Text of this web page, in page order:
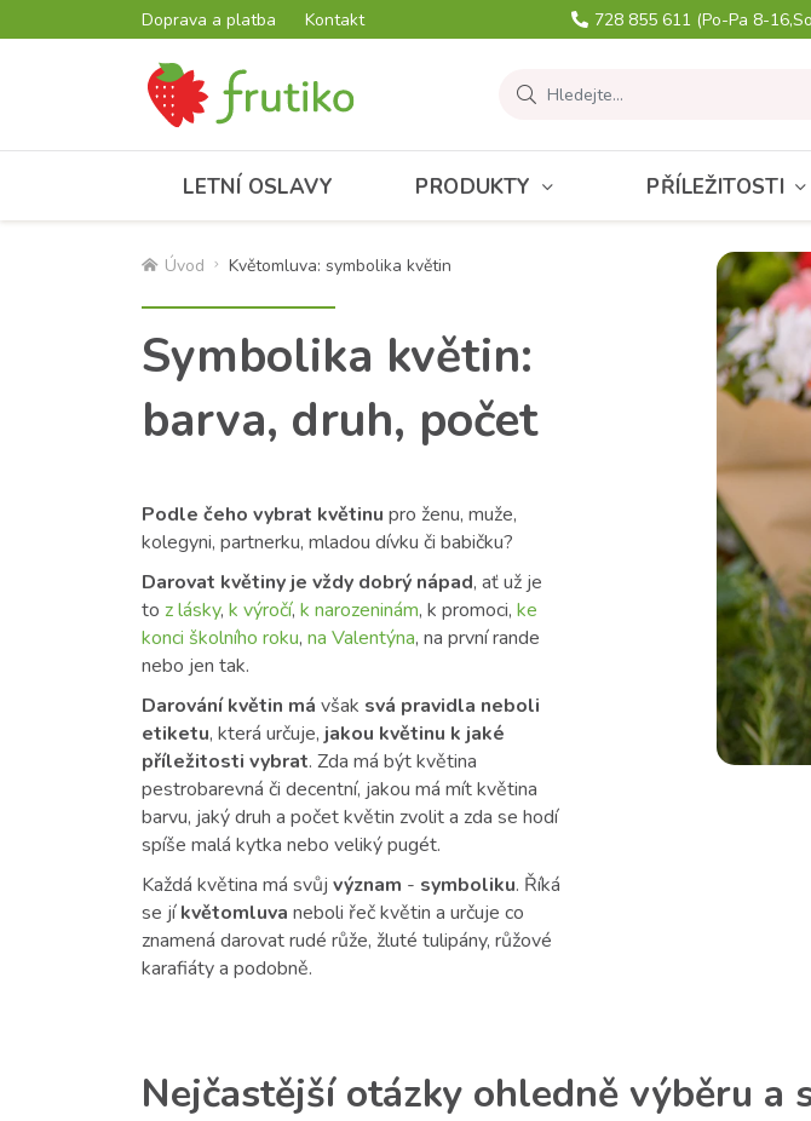
Doprava a platba Kontakt 728 855 611 (Po-Pa 8-
LETNÍ OSLAVY PRODUKTY PŘÍLEŽITOSTI
Úvod Květomluva: symbolika květin
Symbolika květin:
barva, druh, počet
Podle čeho vybrat květinu pro ženu, muže,
kolegyni, partnerku, mladou dívku či babičku?
Darovat květiny je vždy dobrý nápad, ať už je
to z lásky, k výročí, k narozeninám, k promoci, ke
konci školního roku, na Valentýna, na první rande
nebo jen tak.
Darování květin má však svá pravidla neboli
etiketu, která určuje, jakou květinu k jaké
příležitosti vybrat. Zda má být květina
pestrobarevná či decentní, jakou má mít květina
barvu, jaký druh a počet květin zvolit a zda se hodí
spíše malá kytka nebo veliký pugét.
Každá květina má svůj význam - symboliku. Říká
se jíkvětomluva neboli řeč květin a určuje co
znamená darovat rudé růže, žluté tulipány, růžové
karafiáty a podobně.
Nejčastější otázky ohledně výběru